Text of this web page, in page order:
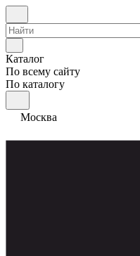
Каталог
По всему сайту
По каталогу
Москва